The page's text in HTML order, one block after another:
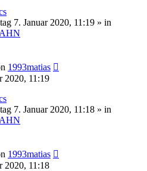
7. Januar 2020, 11:19 » in
1993matias
2020, 11:19
7. Januar 2020, 11:18 » in
1993matias
2020, 11:18